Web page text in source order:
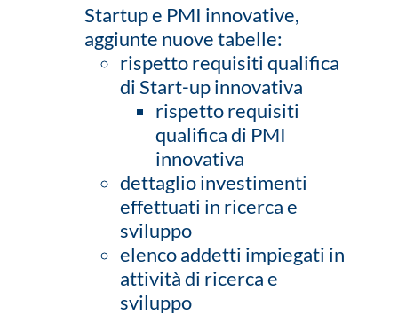
Startup e PMI innovative,
aggiunte nuove tabelle:
rispetto requisiti qualifica
di Start-up innovativa
rispetto requisiti
qualifica di PMI
innovativa
dettaglio investimenti
effettuati in ricerca e
sviluppo
elenco addetti impiegati in
attività di ricerca e
sviluppo